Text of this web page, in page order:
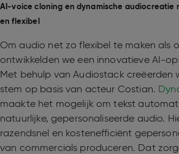
AI-voice cloning en dynamische audiocreatie
en flexibel
Om audio net zo flexibel te maken als
ontwikkelden we een innovatieve AI-
Met behulp van Audiostack creëerden
stem op basis van acteur Costian.
maakte het mogelijk om tekst
natuurlijke, gepersonaliseerde audio.
razendsnel en kostenefficiënt
van commercials produceren. Dat